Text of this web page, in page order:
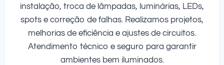
instalação, troca de lâmpadas, luminárias, LEDs,
spots e correção de falhas. Realizamos projetos,
melhorias de eficiência e ajustes de circuitos.
Atendimento técnico e seguro para garantir
ambientes bem iluminados.